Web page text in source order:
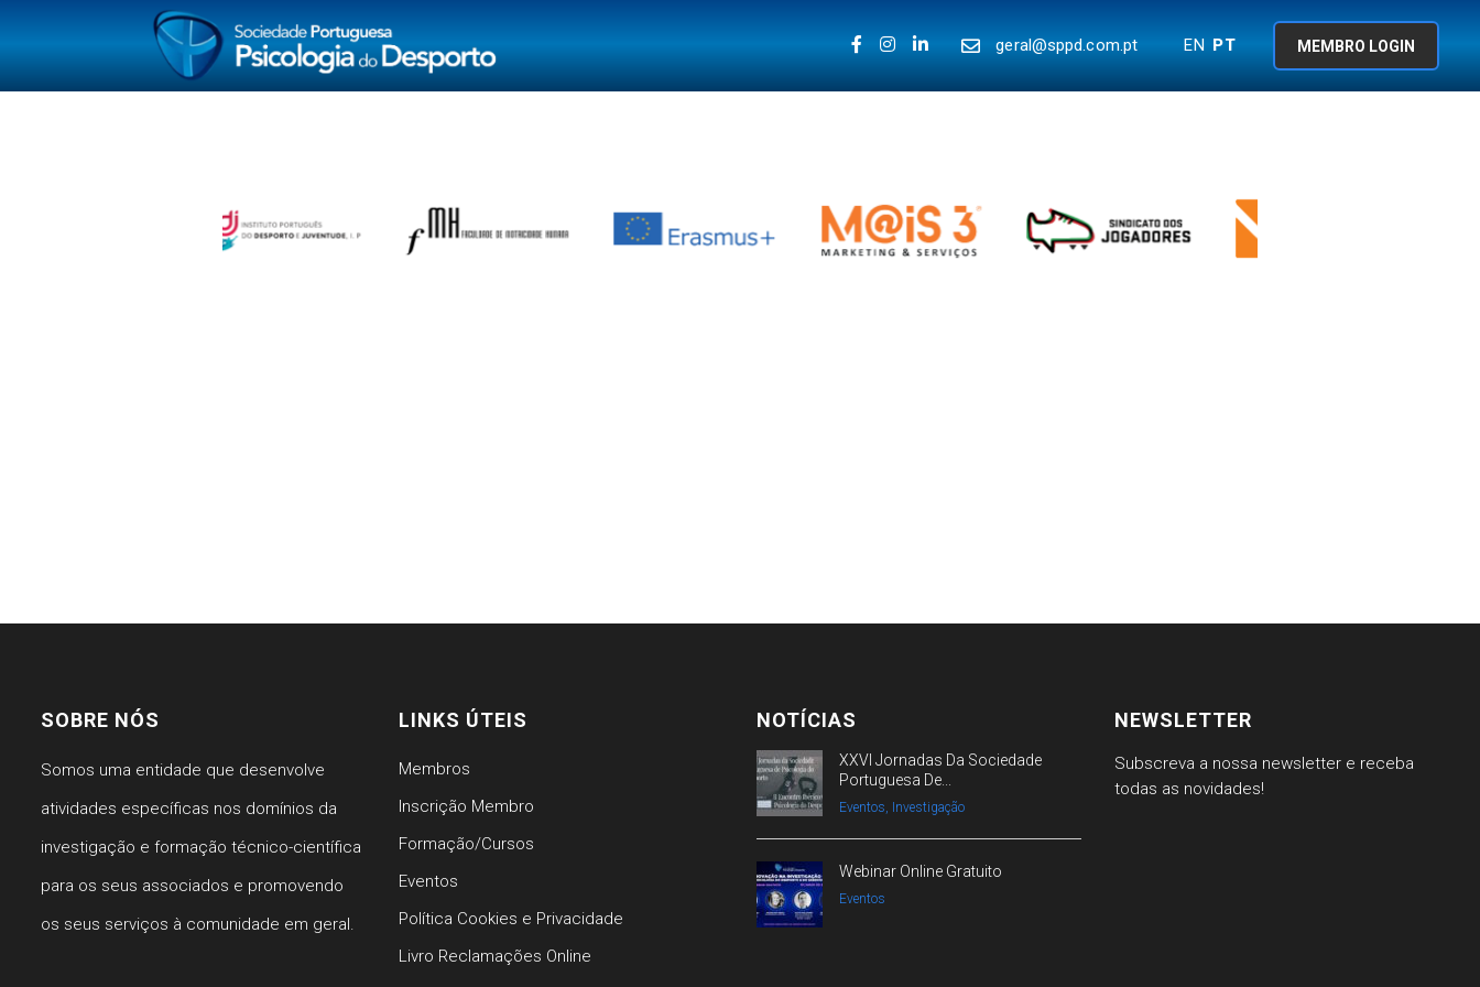
geral@sppd.com.pt EN PT MEMBRO LOGIN
SOBRE NÓS
Somos uma entidade que desenvolve
atividades específicas nos domínios da
investigação e formação técnico-científica
para os seus associados e promovendo
os seus serviços à comunidade em geral.
LINKS ÚTEIS
Membros
Inscrição Membro
Formação/Cursos
Eventos
Política Cookies e Privacidade
Livro Reclamações Online
NOTÍCIAS
XXVI Jornadas Da Sociedade
Portuguesa De...
Eventos, Investigação
Webinar Online Gratuito
Eventos
NEWSLETTER
Subscreva a nossa newsletter e receba
todas as novidades!